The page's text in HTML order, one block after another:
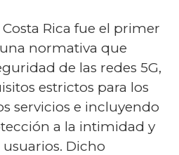
Rica fue el primer
normativa que
de las redes 5G,
estrictos para los
servicios e incluyendo
a la intimidad y
Dicho